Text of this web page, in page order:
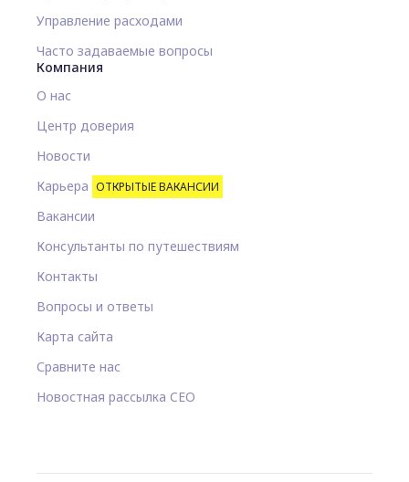
Управление расходами
Часто задаваемые вопросы
Компания
О нас
Центр доверия
Новости
Карьера ОТКРЫТЫЕ ВАКАНСИИ
Вакансии
Консультанты по путешествиям
Контакты
Вопросы и ответы
Карта сайта
Сравните нас
Новостная рассылка CEO